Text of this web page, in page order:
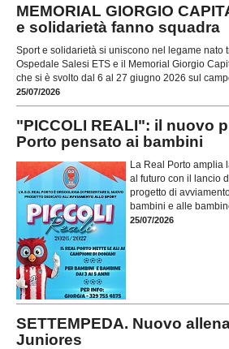
MEMORIAL GIORGIO
e solidarietà fanno squadra
Sport e solidarietà si uniscono nel legame nato
Ospedale Salesi ETS e il Memorial Giorgio
che si è svolto dal 6 al 27 giugno 2026 sul
25/07/2026
"PICCOLI REALI": il nuovo
Porto pensato ai bambini
La Real Porto amplia
al futuro con il lancio
progetto di
bambini e alle
25/07/2026
SETTEMPEDA. Nuovo
Juniores